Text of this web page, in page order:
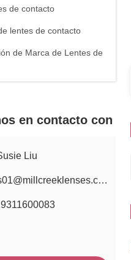
de contacto
lentes de contacto
de Marca de Lentes de
en contacto con
Liu
sales01@millcreeklenses.com